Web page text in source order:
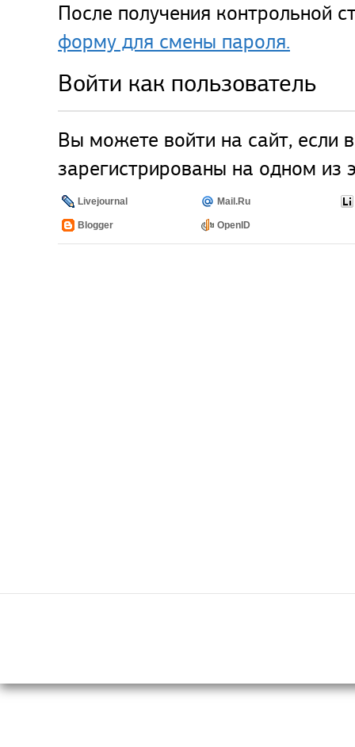
После получения контрольной
форму для смены пароля.
Войти как пользователь
Вы можете войти на сайт, если
зарегистрированы на одном из
Livejournal Mail.Ru
Blogger OpenID